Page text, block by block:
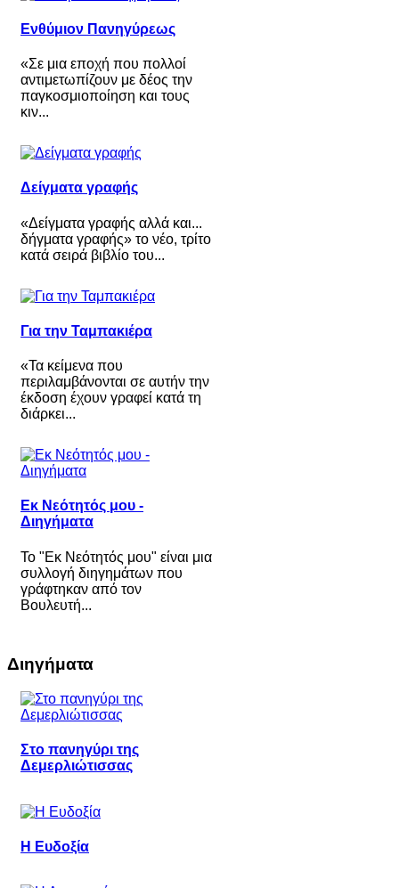
Ενθύμιον Πανηγύρεως
«Σε μια εποχή που πολλοί
αντιμετωπίζουν με δέος την
παγκοσμιοποίηση και τους
κιν...
Δείγματα γραφής
«Δείγματα γραφής αλλά και...
δήγματα γραφής» το νέο, τρίτο
κατά σειρά βιβλίο του...
Για την Ταμπακιέρα
«Τα κείμενα που
περιλαμβάνονται σε αυτήν την
έκδοση έχουν γραφεί κατά τη
διάρκει...
Εκ Νεότητός μου -
Διηγήματα
Το "Εκ Νεότητός μου" είναι μια
συλλογή διηγημάτων που
γράφτηκαν από τον
Βουλευτή...
Διηγήματα
Στο πανηγύρι της
Δεμερλιώτισσας
Η Ευδοξία